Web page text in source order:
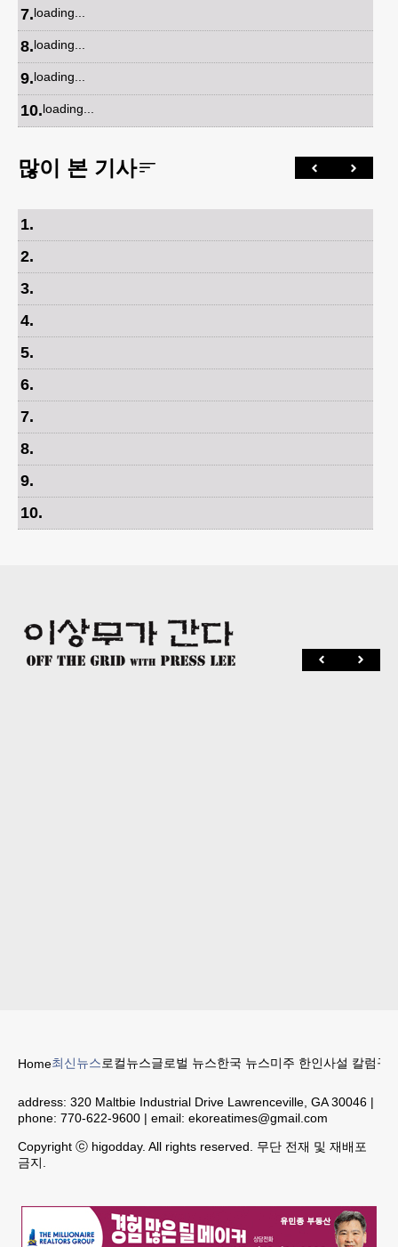
7.loading...
8.loading...
9.loading...
10.loading...
많이 본 기사
1.
2.
3.
4.
5.
6.
7.
8.
9.
10.
Home최신뉴스로컬뉴스글로벌 뉴스한국 뉴스미주 한인사설 칼럼구
address: 320 Maltbie Industrial Drive Lawrenceville, GA 30046 |
phone: 770-622-9600 | email: ekoreatimes@gmail.com
Copyright ⓒ higodday. All rights reserved. 무단 전재 및 재배포
금지.